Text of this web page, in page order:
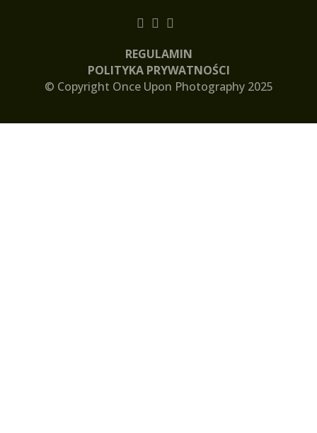
© Copyright Once Upon Photography 2025
REGULAMIN
POLITYKA PRYWATNOŚCI